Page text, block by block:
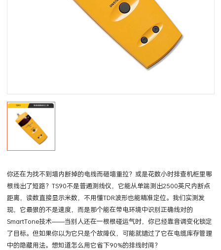
你还在为找不到墙内断掉的电线而砸墙重拉？或是花数小时排查机柜里哪
根线出了短路？TS90不是普通测线仪，它能从单端测出2500英尺内断点
距离，读数直接显示米数，不用懂TDR波形也能精准定位。我们实测发
现，它最狠的不是速度，而是那个能在带电环境中识别正确线对的
SmartTone技术——当别人还在一根根碰运气时，你已经靠音调变化锁定
了目标。但如果你以为它只是个故障仪，可能就错过了它在电缆库存管理
中的隐藏用法。想知道怎么用它省下90%的排线时间？